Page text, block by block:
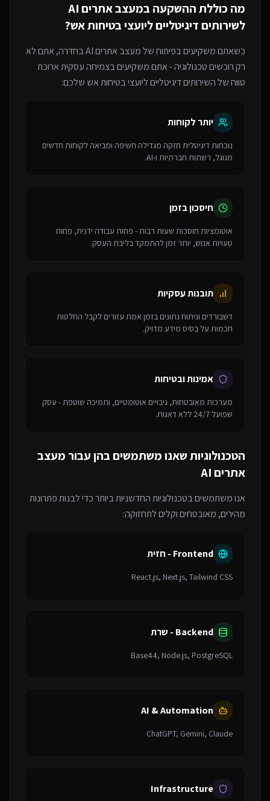
מה כוללת ההשקעה במעצב אתרים AI
לשירותים דיגיטליים ליועצי בטיחות אש?
כשאתם משקיעים בפיתוח שלמעצב אתרים AI בחדרה, אתם לא
רק רוכשים טכנולוגיה - אתם משקיעים בצמיחה עסקית ארוכת
טווח של השירותים דיגיטליים ליועצי בטיחות אש שלכם:
יותר לקוחות
נוכחות דיגיטלית חזקה מגדילה חשיפה ומביאה לקוחות חדשים
מגוגל, רשתות חברתיות ו-AI.
חיסכון בזמן
אוטומציות חוסכות שעות רבות - פחות עבודה ידנית, פחות
טעויות אנוש, יותר זמן להתמקד בליבת העסק.
תובנות עסקיות
דשבורדים וניתוח נתונים בזמן אמת עזורים לקבל החלטות
חכמות על בסיס מידע מדויק.
אמינות ובטיחות
מערכות מאובטחות, גיבויים אוטומטיים, ותמיכה שוטפת - עסק
שפועל 24/7 ללא דאגות.
הטכנולוגיות שאנו משתמשים בהן עבור מעצב
אתרים AI
אנו משתמשים בטכנולוגיות החדשניות ביותר כדי לבנות פתרונות
מהירים, מאובטחים וקלים לתחזוקה:
Frontend - חזית
React.js, Next.js, Tailwind CSS
Backend - שרת
Base44, Node.js, PostgreSQL
AI & Automation
ChatGPT, Gemini, Claude
Infrastructure